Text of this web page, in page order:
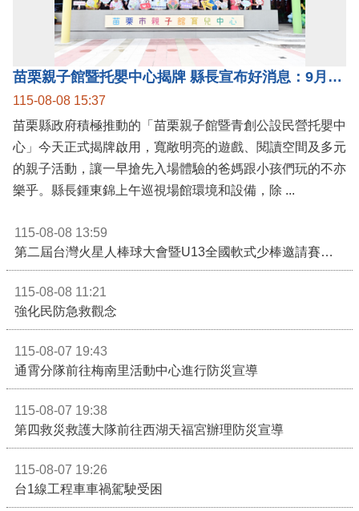
苗栗親子館暨托嬰中心揭牌 縣長宣布好消息：9月1日起調降臨時托嬰費用
115-08-08 15:37
苗栗縣政府積極推動的「苗栗親子館暨青創公設民營托嬰中
心」今天正式揭牌啟用，寬敞明亮的遊戲、閱讀空間及多元
的親子活動，讓一早搶先入場體驗的爸媽跟小孩們玩的不亦
樂乎。縣長鍾東錦上午巡視場館環境和設備，除 ...
115-08-08 13:59
第二屆台灣火星人棒球大會暨U13全國軟式少棒邀請賽在苗栗舉辦
115-08-08 11:21
強化民防急救觀念
115-08-07 19:43
通霄分隊前往梅南里活動中心進行防災宣導
115-08-07 19:38
第四救災救護大隊前往西湖天福宮辦理防災宣導
115-08-07 19:26
台1線工程車車禍駕駛受困